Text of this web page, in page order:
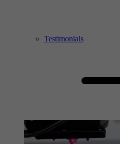
Testimonials